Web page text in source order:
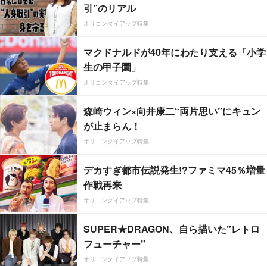
引”のリアル
オリコンタイアップ特集
マクドナルドが40年にわたり支える「小学
生の甲子園」
オリコンタイアップ特集
森崎ウィン×向井康二“両片思い”にキュン
が止まらん！
オリコンタイアップ特集
デカすぎ都市伝説発生!?ファミマ45％増量
作戦再来
オリコンタイアップ特集
SUPER★DRAGON、自ら描いた”レトロ
フューチャー”
オリコンタイアップ特集